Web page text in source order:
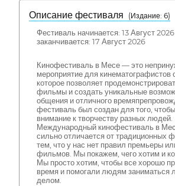
Описание фестиваля
( Издание: 6)
Фестиваль начинается: 13 Август
заканчивается: 17 Август 2026
Кинофестиваль в Месе — это
мероприятие для кинематографистов
которое позволяет
фильмы и создать уникальные
общения и отличного
фестиваль был создан для того,
внимание к творчеству разных людей.
Международный кинофестиваль в
сильно отличается от традиционных
тем, что у нас нет правил премьеры
фильмов. Мы покажем, чего хотим и
Мы просто хотим, чтобы все хорошо
время и помогали людям заниматься
делом.